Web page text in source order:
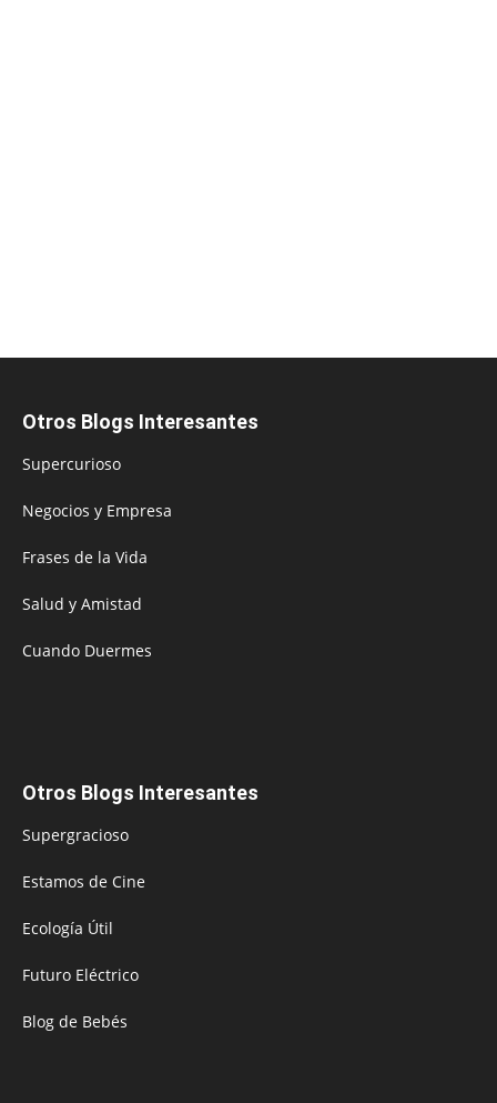
Otros Blogs Interesantes
Supercurioso
Negocios y Empresa
Frases de la Vida
Salud y Amistad
Cuando Duermes
Otros Blogs Interesantes
Supergracioso
Estamos de Cine
Ecología Útil
Futuro Eléctrico
Blog de Bebés